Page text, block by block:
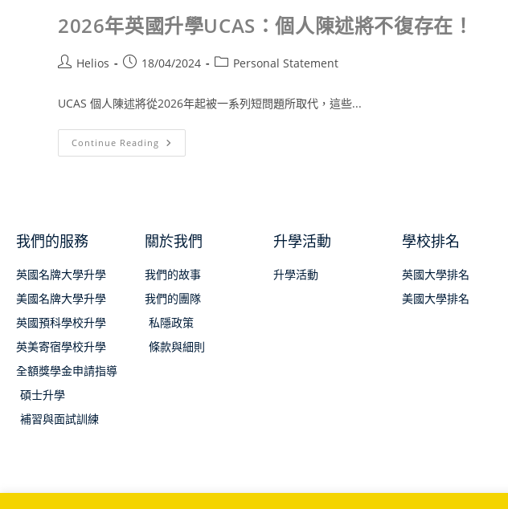
2026年英國升學UCAS：個人陳述將不復存在！
Helios 18/04/2024 Personal Statement
UCAS 個人陳述將從2026年起被一系列短問題所取代，這些...
Continue Reading
我們的服務
英國名牌大學升學
美國名牌大學升學
英國預科學校升學
英美寄宿學校升學
全額獎學金申請指導
碩士升學
補習與面試訓練
關於我們
我們的故事
我們的團隊
私隱政策
條款與細則
升學活動
升學活動
學校排名
英國大學排名
美國大學排名